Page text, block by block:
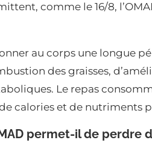
comme le 16/8,
au corps une longue
des graisses,
Le repas
calories et de nutriments
permet-il de perdre